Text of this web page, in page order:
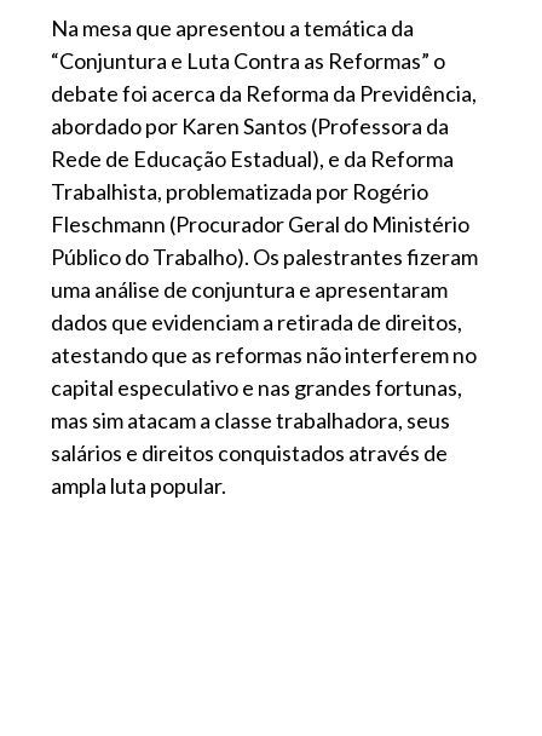
Na mesa que apresentou a temática da
“Conjuntura e Luta Contra as Reformas” o
debate foi acerca da Reforma da Previdência,
abordado por Karen Santos (Professora da
Rede de Educação Estadual), e da Reforma
Trabalhista, problematizada por Rogério
Fleschmann (Procurador Geral do Ministério
Público do Trabalho). Os palestrantes fizeram
uma análise de conjuntura e apresentaram
dados que evidenciam a retirada de direitos,
atestando que as reformas não interferem no
capital especulativo e nas grandes fortunas,
mas sim atacam a classe trabalhadora, seus
salários e direitos conquistados através de
ampla luta popular.